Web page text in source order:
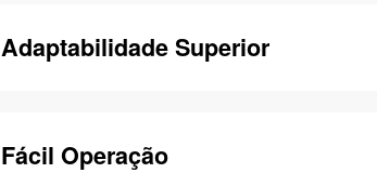
Adaptabilidade Superior
Fácil Operação